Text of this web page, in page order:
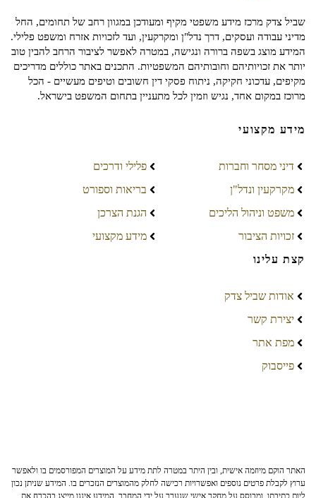
שביל צדק מרכז מידע משפטי מקיף ומעודכן במגוון רחב של תחומים, החל
מדיני עבודה ועסקים, דרך נדל"ן ומקרקעין, ועד לזכויות אזרח ומשפט פלילי.
המידע מוצג בשפה ברורה ונגישה, במטרה לאפשר לציבור הרחב להבין טוב
יותר את זכויותיהם וחובותיהם המשפטיות. התכנים באתר כוללים מדריכים
מקיפים, עדכוני חקיקה, ניתוח פסקי דין חשובים וטיפים מעשיים - הכל
מרוכז במקום אחד, נגיש וזמין לכל מתעניין בתחום המשפט בישראל.
מידע מקצועי
דיני מסחר וחברות
מקרקעין ונדל"ן
משפט וניהול הליכים
זכויות הציבור
פלילי ודרכים
בריאות וספורט
הגנת הצרכן
מידע מקצועי
קצת עלינו
אודות שביל צדק
יצירת קשר
מפת אתר
פייסבוק
האתר הוקם מיוזמה אישית, ובין היתר במטרה לתת מידע על המוצרים המפורסמים בו ולאפשר
ערוץ לקבלת פרטים נוספים ואפשרויות רכישה לחלק מהמוצרים הנזכרים בו. המידע שניתן נכון
ליום כתיבתו, ומבוסס על מחקר אישי שנערך על ידי המחבר. המידע איננו מייצג בהכרח את